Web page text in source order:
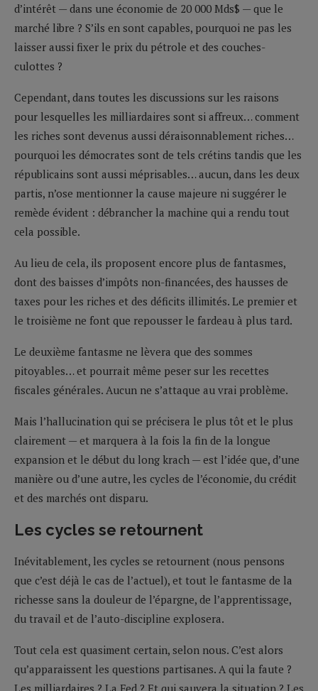
d’intérêt — dans une économie de 20 000 Mds$ — que le
marché libre ? S’ils en sont capables, pourquoi ne pas les
laisser aussi fixer le prix du pétrole et des couches-
culottes ?
Cependant, dans toutes les discussions sur les raisons
pour lesquelles les milliardaires sont si affreux… comment
les riches sont devenus aussi déraisonnablement riches…
pourquoi les démocrates sont de tels crétins tandis que les
républicains sont aussi méprisables… aucun, dans les deux
partis, n’ose mentionner la cause majeure ni suggérer le
remède évident : débrancher la machine qui a rendu tout
cela possible.
Au lieu de cela, ils proposent encore plus de fantasmes,
dont des baisses d’impôts non-financées, des hausses de
taxes pour les riches et des déficits illimités. Le premier et
le troisième ne font que repousser le fardeau à plus tard.
Le deuxième fantasme ne lèvera que des sommes
pitoyables… et pourrait même peser sur les recettes
fiscales générales. Aucun ne s’attaque au vrai problème.
Mais l’hallucination qui se précisera le plus tôt et le plus
clairement — et marquera à la fois la fin de la longue
expansion et le début du long krach — est l’idée que, d’une
manière ou d’une autre, les cycles de l’économie, du crédit
et des marchés ont disparu.
Les cycles se retournent
Inévitablement, les cycles se retournent (nous pensons
que c’est déjà le cas de l’actuel), et tout le fantasme de la
richesse sans la douleur de l’épargne, de l’apprentissage,
du travail et de l’auto-discipline explosera.
Tout cela est quasiment certain, selon nous. C’est alors
qu’apparaissent les questions partisanes. A qui la faute ?
Les milliardaires ? La Fed ? Et qui sauvera la situation ? Les